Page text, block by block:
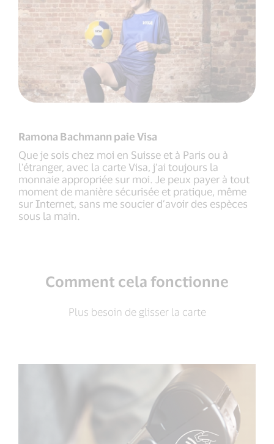
Ramona Bachmann paie Visa
Que je sois chez moi en Suisse et à Paris ou à
l'étranger, avec la carte Visa, j’ai toujours la
monnaie appropriée sur moi. Je peux payer à tout
moment de manière sécurisée et pratique, même
sur Internet, sans me soucier d’avoir des espèces
sous la main.
Comment cela fonctionne
Plus besoin de glisser la carte